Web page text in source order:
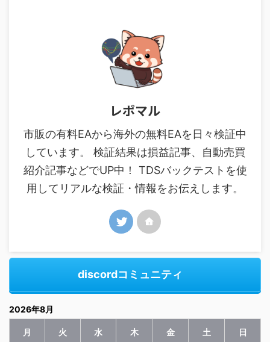
レポマル
市販の有料EAから海外の無料EAを日々検証中
しています。 検証結果は損益記事、自動売買
紹介記事などでUP中！ TDSバックテストを使
用してリアルな検証・情報をお伝えします。
discordコミュニティ
2026年8月
月 火 水 木 金 土 日